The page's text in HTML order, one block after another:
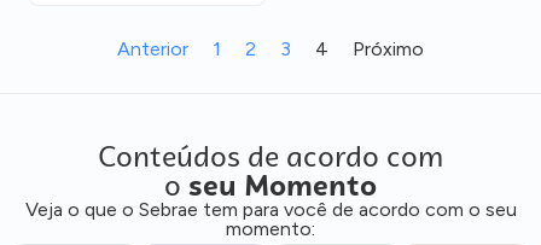
Anterior 1 2 3 4 Próximo
Conteúdos de acordo com
o seu Momento
Veja o que o Sebrae tem para você de acordo com o seu
momento: